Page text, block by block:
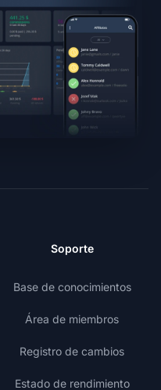
Soporte
Base de conocimientos
Área de miembros
Registro de cambios
Estado de rendimiento